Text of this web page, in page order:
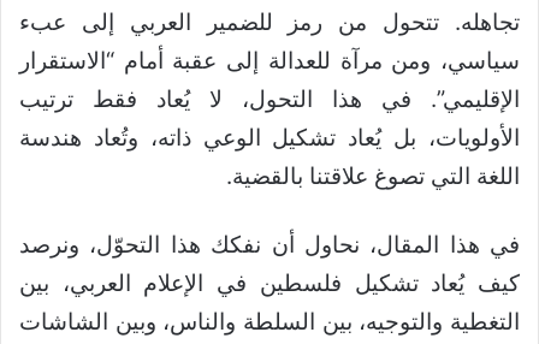
تجاهله. تتحول من رمز للضمير العربي إلى عبء
سياسي، ومن مرآة للعدالة إلى عقبة أمام “الاستقرار
الإقليمي”. في هذا التحول، لا يُعاد فقط ترتيب
الأولويات، بل يُعاد تشكيل الوعي ذاته، وتُعاد هندسة
اللغة التي تصوغ علاقتنا بالقضية.
في هذا المقال، نحاول أن نفكك هذا التحوّل، ونرصد
كيف يُعاد تشكيل فلسطين في الإعلام العربي، بين
التغطية والتوجيه، بين السلطة والناس، وبين الشاشات